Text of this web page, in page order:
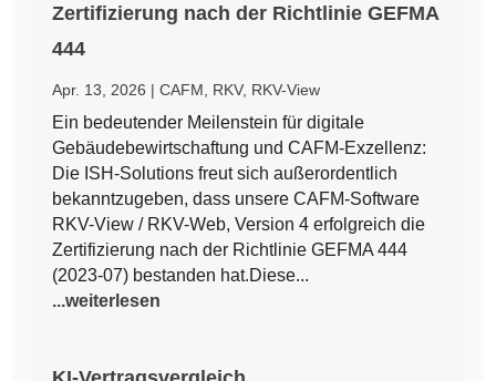
Zertifizierung nach der Richtlinie GEFMA
444
Apr. 13, 2026 |CAFM RKV, RKV-View
Ein bedeutender Meilenstein für digitale
Gebäudebewirtschaftung und CAFM-Exzellenz:
Die ISH-Solutions freut sich außerordentlich
bekanntzugeben, dass unsere CAFM-Software
RKV-View / RKV-Web, Version 4 erfolgreich die
Zertifizierung nach der Richtlinie GEFMA 444
(2023-07) bestanden hat.Diese...
...weiterlesen